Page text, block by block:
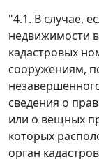
"4.1. В случае,
недвижимости
кадастровых
сооружениям,
сведения о
или о вещных
которых
орган